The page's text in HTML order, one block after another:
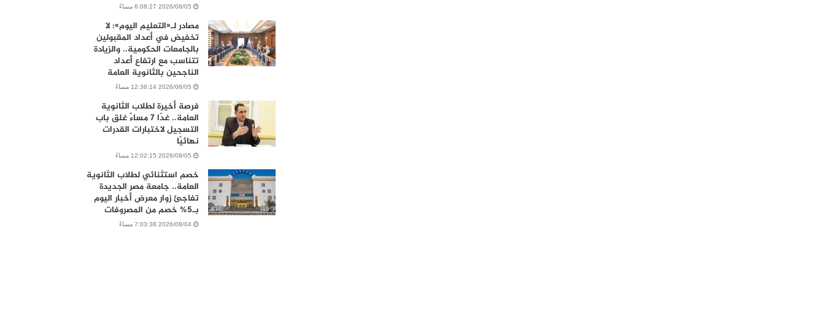
2026/08/05 6:08:27 مساءً
مصادر لـ«التعليم اليوم»: لا
تخفيض في أعداد المقبولين
بالجامعات الحكومية.. والزيادة
تتناسب مع ارتفاع أعداد
الناجحين بالثانوية العامة
2026/08/05 12:36:14 مساءً
فرصة أخيرة لطلاب الثانوية
العامة.. غدًا 7 مساءً غلق باب
التسجيل لاختبارات القدرات
نهائيًا
2026/08/05 12:02:15 مساءً
خصم استثنائي لطلاب الثانوية
العامة.. جامعة مصر الجديدة
تفاجئ زوار معرض أخبار اليوم
بـ5% خصم من المصروفات
2026/08/04 7:03:38 مساءً